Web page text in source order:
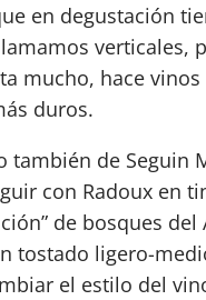
en degustación
verticales,
mucho, hace
duros.
también de Seguin
con Radoux en
de bosques del
tostado ligero-
el estilo del